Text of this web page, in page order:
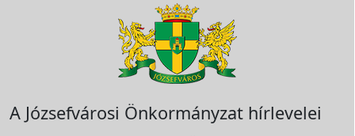
A Józsefvárosi Önkormányzat hírlevelei